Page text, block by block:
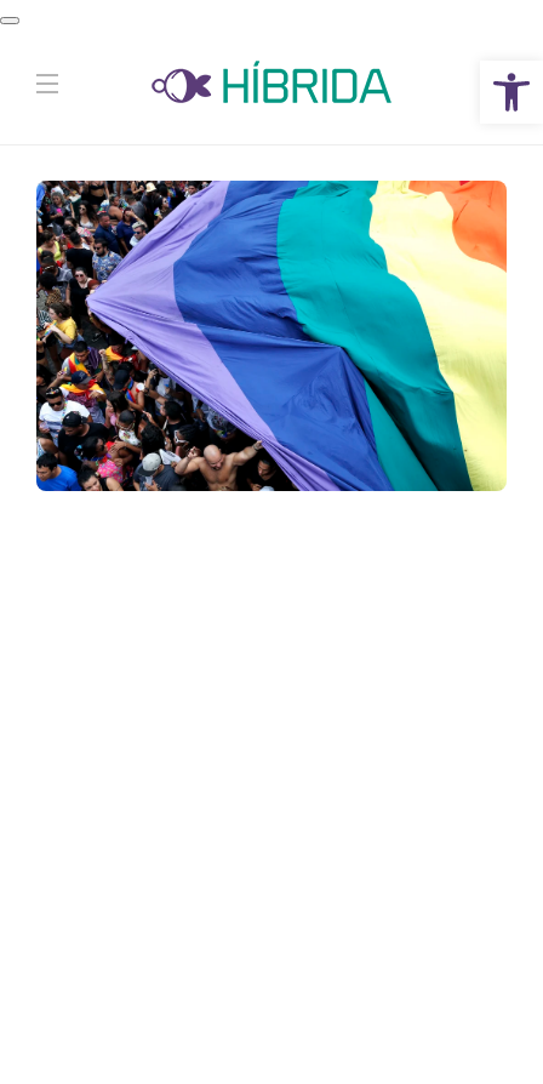
Abrir a barra de ferramentas